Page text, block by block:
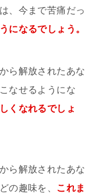
、今まで苦痛だっ
になるでしょう。
ら解放されたあな
なせるようにな
くなれるでしょ
ら解放されたあな
の趣味を、 これま